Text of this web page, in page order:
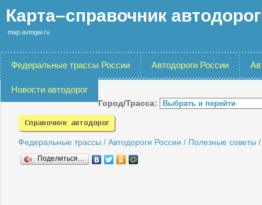
Карта–справочник
map.avtogai.ru
Федеральные трассы России Автодороги России
Новости автодорог
Город/Трасса:
Федеральные трассы / Автодороги России / Полезные советы
Поделиться…